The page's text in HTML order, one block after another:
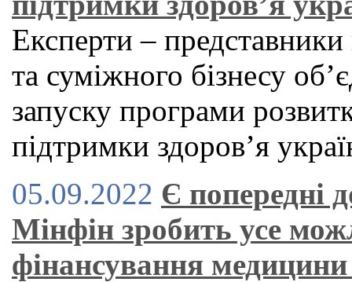
Експерти –
та суміжного бізнесу
запуску програми
підтримки здоров’я
05.09.2022 Є попередні
Мінфін зробить усе
фінансування